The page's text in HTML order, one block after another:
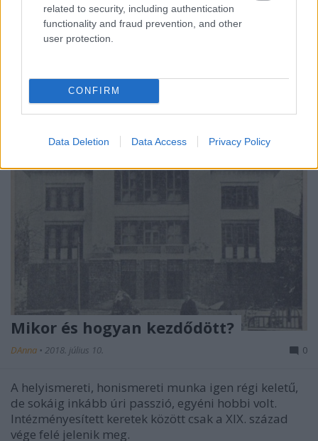
related to security, including authentication
functionality and fraud prevention, and other
user protection.
CONFIRM
Data Deletion Data Access Privacy Policy
Gáthy Zoltán (1856 - 1928 ) Makara György (1821 -
1893) Gáldonyi Béla László (1928 - 1999) Telcs Ede
(1872 - 1948) Stiller Jolán (1898 - 1993) 10 éves a
Gábor (1943 - 2002) Medgyessy Ferenc (1881 - 1958)
Mikor és hogyan kezdődött?
DAnna • 2018. július 10. 0
A helyismereti, honismereti munka igen régi keletű,
de sokáig inkább úri passzió, egyéni hobbi volt.
Intézményesített keretek között csak a XIX. század
vége felé jelenik meg.